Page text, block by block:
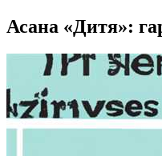
Асана «Дитя»: